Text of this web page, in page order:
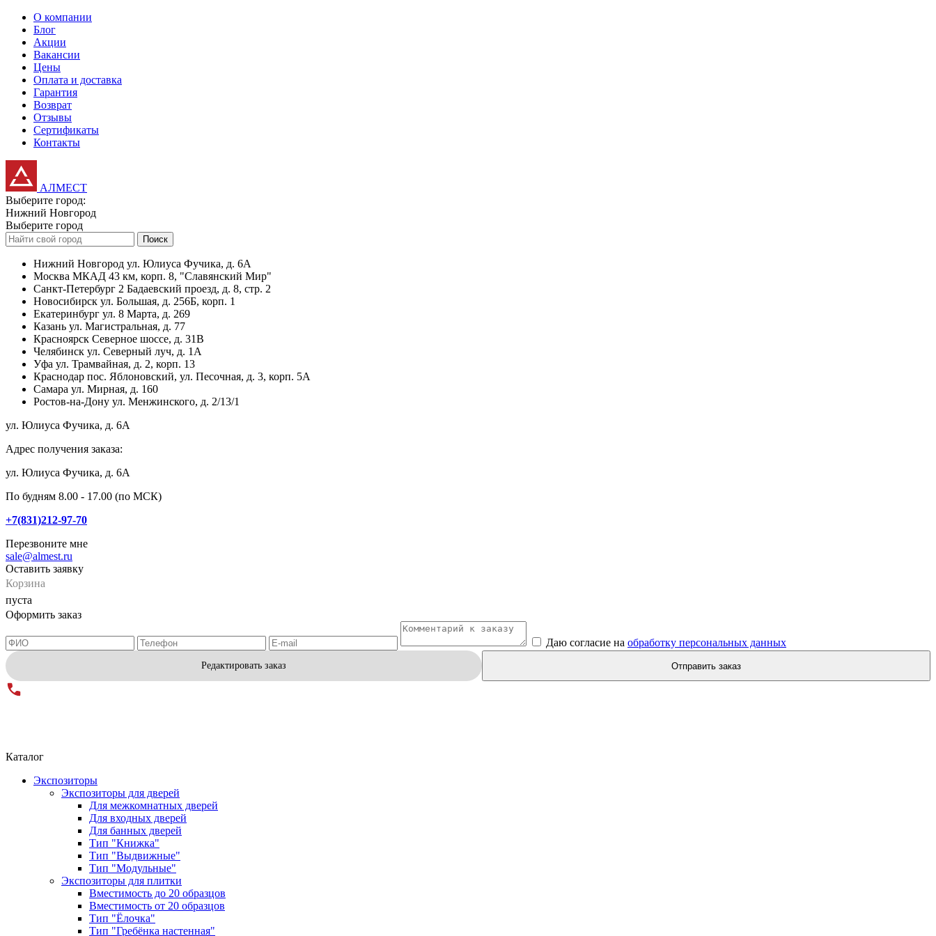
О компании
Блог
Акции
Вакансии
Цены
Оплата и доставка
Гарантия
Возврат
Отзывы
Сертификаты
Контакты
АЛМЕСТ
Выберите город:
Нижний Новгород
Выберите город
Поиск
Нижний Новгород ул. Юлиуса Фучика, д. 6А
Москва МКАД 43 км, корп. 8, "Славянский Мир"
Санкт-Петербург 2 Бадаевский проезд, д. 8, стр. 2
Новосибирск ул. Большая, д. 256Б, корп. 1
Екатеринбург ул. 8 Марта, д. 269
Казань ул. Магистральная, д. 77
Красноярск Северное шоссе, д. 31В
Челябинск ул. Северный луч, д. 1А
Уфа ул. Трамвайная, д. 2, корп. 13
Краснодар пос. Яблоновский, ул. Песочная, д. 3, корп. 5А
Самара ул. Мирная, д. 160
Ростов-на-Дону ул. Менжинского, д. 2/13/1
ул. Юлиуса Фучика, д. 6А
Адрес получения заказа:
ул. Юлиуса Фучика, д. 6А
По будням 8.00 - 17.00 (по МСК)
+7(831)212-97-70
Перезвоните мне
sale@almest.ru
Оставить заявку
Корзина
пуста
Оформить заказ
Даю согласие на обработку персональных данных
Редактировать заказ Отправить заказ
Каталог
Экспозиторы
Экспозиторы для дверей
Для межкомнатных дверей
Для входных дверей
Для банных дверей
Тип "Книжка"
Тип "Выдвижные"
Тип "Модульные"
Экспозиторы для плитки
Вместимость до 20 образцов
Вместимость от 20 образцов
Тип "Ёлочка"
Тип "Гребёнка настенная"